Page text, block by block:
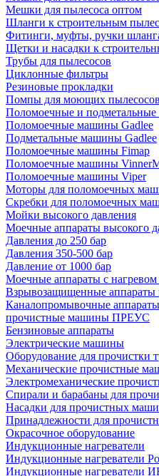
Мешки для пылесоса оптом
Шланги к строительным
Фитинги, муфты, ручки
Щетки и насадки к
Трубы для пылесосов
Циклонные фильтры
Резиновые прокладки
Помпы для моющих пылесосов
Поломоечные и
Поломоечные машины Gadlee
Подметальные машины Gadlee
Поломоечные машины Fimap
Поломоечные машины
Поломоечные машины Viper
Моторы для поломоечных
Скребки для поломоечных
Мойки высокого давления
Моечные аппараты высокого
Давления до 250 бар
Давления 350-500 бар
Давление от 1000 бар
Моечные аппараты с
Взрывозащищенные
Каналопромывочные
прочистные машины ПРЕУС
Бензиновые аппараты
Электрические машины
Оборудование для прочистки
Механические прочистные
Электромеханические
Спирали и барабаны для
Насадки для прочистных
Принадлежности для
Окрасочное оборудование
Индукционные нагреватели
Индукционные нагреватели
Индукционные нагреватели